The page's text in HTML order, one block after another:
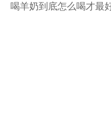
喝羊奶到底怎么喝才最